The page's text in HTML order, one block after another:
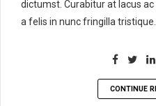
dictumst. Curabitur at lacus
a felis in nunc fringilla tristique.
CONTINUE